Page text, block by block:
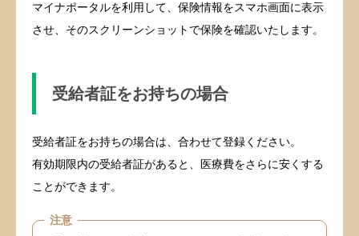
マイナポータルを利用して、保険情報をスマホ画面に表示
させ、そのスクリーンショットで保険を確認いたします。
受給者証をお持ちの場合
受給者証をお持ちの場合は、合わせて登録ください。
有効期限内の受給者証があると、医療費をさらに安くする
ことができます。
注意